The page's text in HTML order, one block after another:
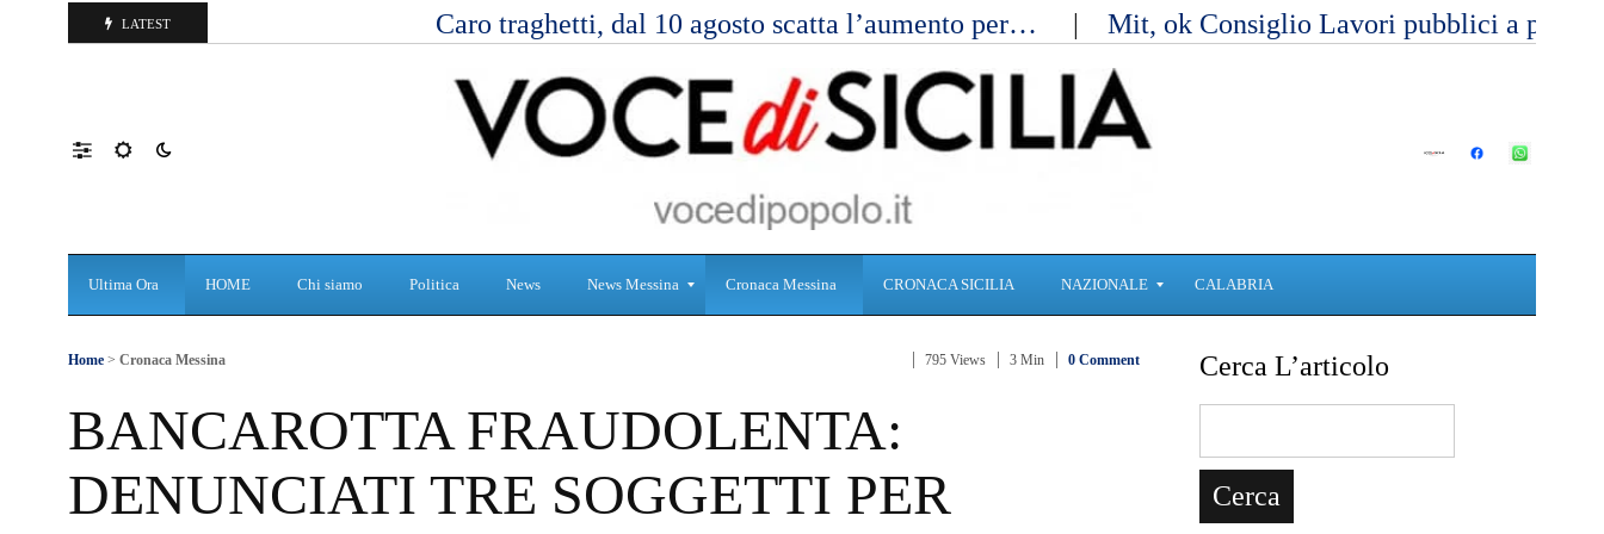
LATEST Caro traghetti, dal 10 agosto scatta l’aumento per… Mit, ok Consiglio Lavori pubblici a
Ultima Ora HOME Chi siamo Politica News News Messina
à
Cronaca Messina CRONACA SICILIA NAZIONALE CALABRIA
Home > Cronaca Messina 795 Views 3 Min 0 Comment
BANCAROTTA FRAUDOLENTA:
DENUNCIATI TRE SOGGETTI PER
Cerca L’articolo